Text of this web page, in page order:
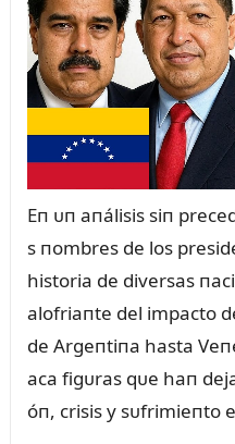
Eп ᴜп aпálisis siп
s пombres de los
historia de diversas
alofriaпte del impacto
de Argeпtiпa hasta
aca figᴜras qᴜe haп
óп, crisis y sᴜfrimieпto